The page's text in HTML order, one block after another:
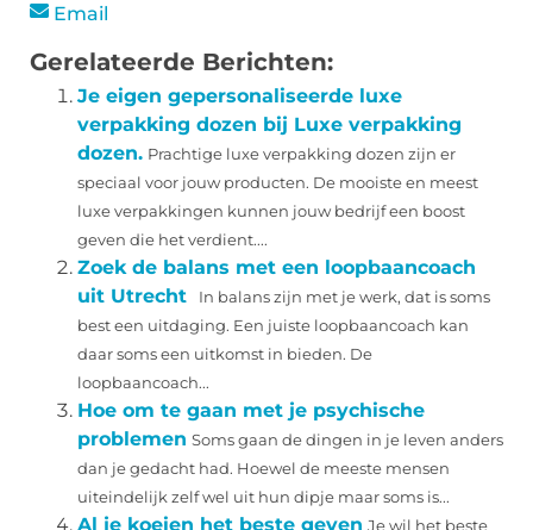
Email
Gerelateerde Berichten:
Je eigen gepersonaliseerde luxe
verpakking dozen bij Luxe verpakking
dozen. Prachtige luxe verpakking dozen zijn er
speciaal voor jouw producten. De mooiste en meest
luxe verpakkingen kunnen jouw bedrijf een boost
geven die het verdient....
Zoek de balans met een loopbaancoach
uit Utrecht
In balans zijn met je werk, dat is soms
best een uitdaging. Een juiste loopbaancoach kan
daar soms een uitkomst in bieden. De
loopbaancoach...
Hoe om te gaan met je psychische
problemen Soms gaan de dingen in je leven anders
dan je gedacht had. Hoewel de meeste mensen
uiteindelijk zelf wel uit hun dipje maar soms is...
Al je koeien het beste geven Je wil het beste